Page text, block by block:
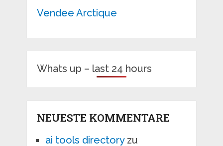
Vendee Arctique
Whats up – last 24 hours
NEUESTE KOMMENTARE
ai tools directoryzu